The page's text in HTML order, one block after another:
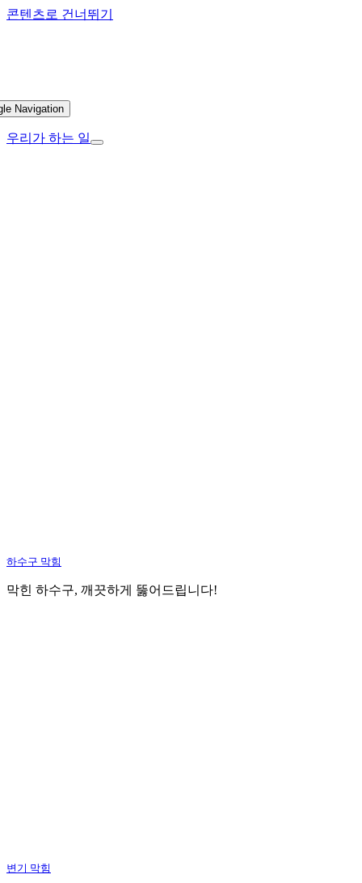
콘텐츠로 건너뛰기
Navigation
우리가 하는 일
하수구 막힘
막힌 하수구, 깨끗하게 뚫어드립니다!
변기 막힘